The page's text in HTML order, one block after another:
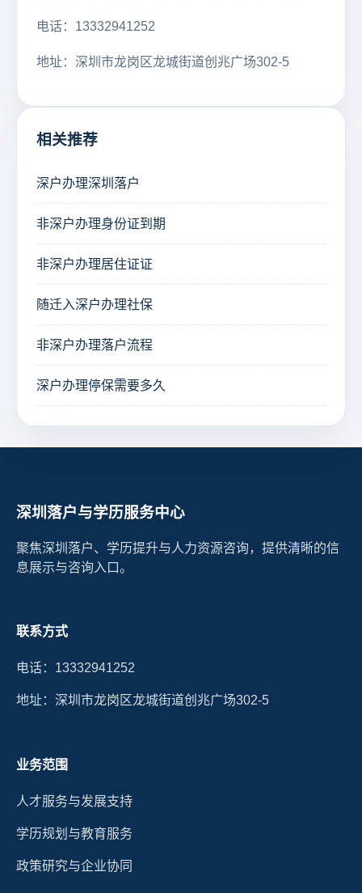
电话：13332941252
地址：深圳市龙岗区龙城街道创兆广场302-5
相关推荐
深户办理深圳落户
非深户办理身份证到期
非深户办理居住证证
随迁入深户办理社保
非深户办理落户流程
深户办理停保需要多久
深圳落户与学历服务中心
聚焦深圳落户、学历提升与人力资源咨询，提供清晰的信
息展示与咨询入口。
联系方式
电话：13332941252
地址：深圳市龙岗区龙城街道创兆广场302-5
业务范围
人才服务与发展支持
学历规划与教育服务
政策研究与企业协同